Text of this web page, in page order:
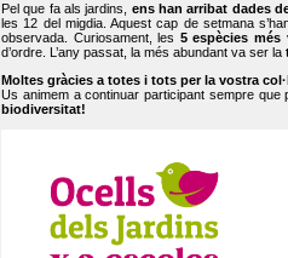
Pel que fa als jardins, ens han arribat dades
les 12 del migdia. Aquest cap de setmana
observada. Curiosament, les 5 espècies més
d’ordre. L’any passat, la més abundant va ser la
Moltes gràcies a totes i tots per la vostra
Us animem a continuar participant sempre que
biodiversitat!